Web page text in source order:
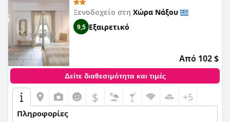
Ξενοδοχείο στη Χώρα Νάξου
9,5 Εξαιρετικό
Από 102 $
Δείτε διαθεσιμότητα και τιμές
$ +5
Πληροφορίες